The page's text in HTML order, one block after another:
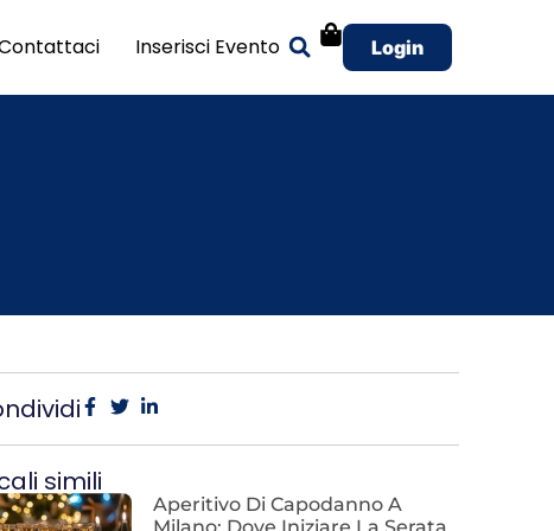
Inserisci Evento Login
simili
Aperitivo Di Capodanno A